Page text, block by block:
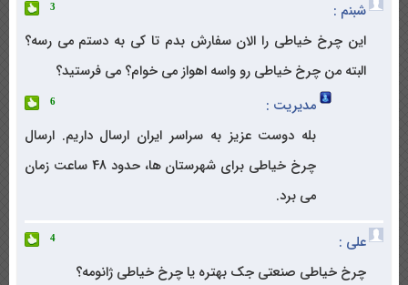
شبنم : 3
این چرخ خیاطی را الان سفارش بدم تا کی به دستم می رسه؟
البته من چرخ خیاطی رو واسه اهواز می خوام؟ می فرستید؟
مدیریت :
6
بله دوست عزیز به سراسر ایران ارسال داریم. ارسال
چرخ خیاطی برای شهرستان ها، حدود 48 ساعت زمان
می برد.
علی : 4
چرخ خیاطی صنعتی جک بهتره یا چرخ خیاطی ژانومه؟